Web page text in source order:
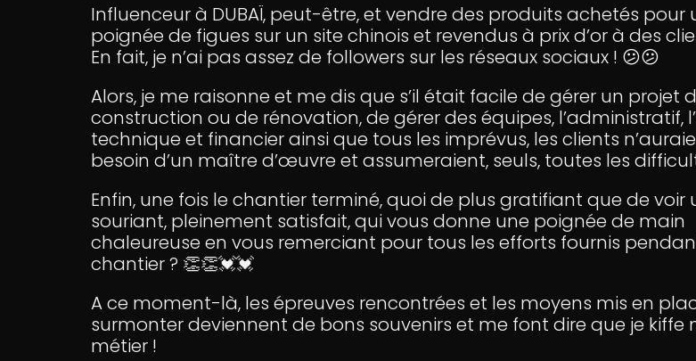
Influenceur à DUBAÏ, peut-être, et vendre des produits achetés pour
poignée de figues sur un site chinois et revendus à prix d’or à des
En fait, je n’ai pas assez de followers sur les réseaux sociaux ! 😕😕
Alors, je me raisonne et me dis que s’il était facile de gérer un projet
construction ou de rénovation, de gérer des équipes, l’administratif,
technique et financier ainsi que tous les imprévus, les clients
besoin d’un maître d’œuvre et assumeraient, seuls, toutes les
Enfin, une fois le chantier terminé, quoi de plus gratifiant que de voir
souriant, pleinement satisfait, qui vous donne une poignée de main
chaleureuse en vous remerciant pour tous les efforts fournis
chantier ? 👏👏💓💓
A ce moment-là, les épreuves rencontrées et les moyens mis en
surmonter deviennent de bons souvenirs et me font dire que je kiffe
métier !